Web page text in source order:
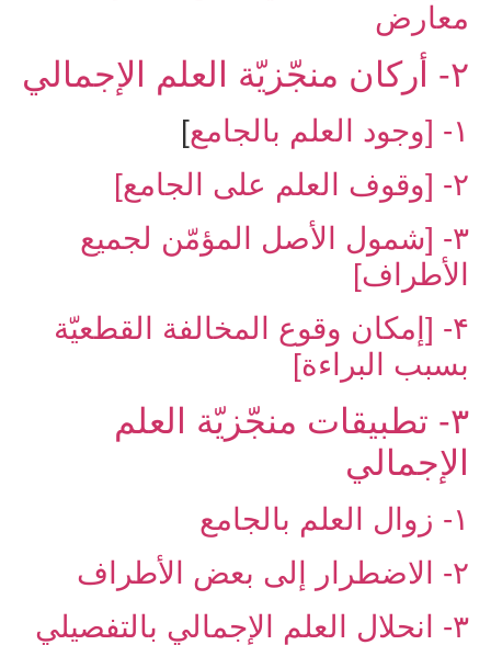
معارض
۲- أركان منجّزيّة العلم الإجمالي‏
۱- [وجود العلم بالجامع
]
۲- [وقوف العلم على الجامع]
۳- [شمول الأصل المؤمّن لجميع
الأطراف]
۴- [إمكان وقوع المخالفة القطعيّة
بسبب البراءة]
۳- تطبيقات منجّزيّة العلم
الإجمالي‏
۱- زوال العلم بالجامع
۲- الاضطرار إلى بعض الأطراف
۳- انحلال العلم الإجمالي بالتفصيلي